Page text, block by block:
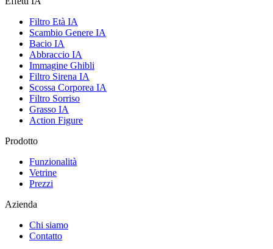
Filtro Età IA
Scambio Genere IA
Bacio IA
Abbraccio IA
Immagine Ghibli
Filtro Sirena IA
Scossa Corporea IA
Filtro Sorriso
Grasso IA
Action Figure
Prodotto
Funzionalità
Vetrine
Prezzi
Azienda
Chi siamo
Contatto